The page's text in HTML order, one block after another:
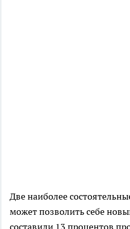
Две наиболее
может позволить себе
составили 13 процентов